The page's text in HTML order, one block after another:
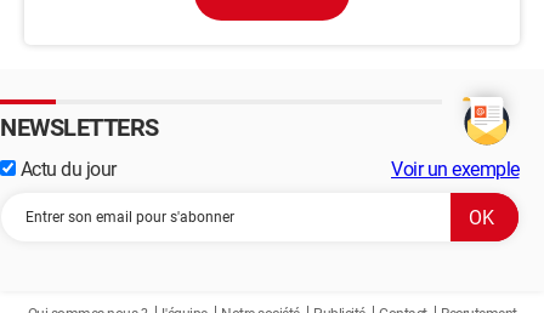
NEWSLETTERS
Actu du jour Voir un exemple